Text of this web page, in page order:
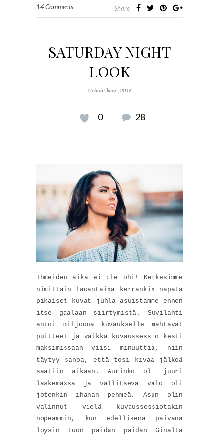
14 Comments Share
SATURDAY NIGHT
LOOK
25 huhtikuun, 2016
0 28
Ihmeiden aika ei ole ohi! Kerkesimme
nimittäin lauantaina kerrankin napata
pikaiset kuvat juhla-asuistamme ennen
itse gaalaan siirtymistä. Suvilahti
antoi miljöönä kuvaukselle mahtavat
puitteet ja vaikka kuvaussessio kesti
maksimissaan viisi minuuttia, niin
täytyy sanoa, että tosi kivaa jälkeä
saatiin aikaan. Aurinko oli juuri
laskemassa ja vallitseva valo oli
jotenkin ihanan pehmeä. Asun olin
valinnut vielä kuvaussessiotakin
nopeammin, kun edellisenä päivänä
löysin tuon paidan paidan Ginalta